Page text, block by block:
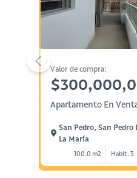
Valor de compra:
Apartamento En
San Pedro, San
La María
100.0 m2 Habit. 3